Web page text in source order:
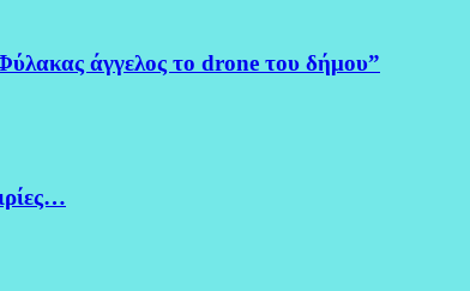
άγγελος το drone του δήμου”